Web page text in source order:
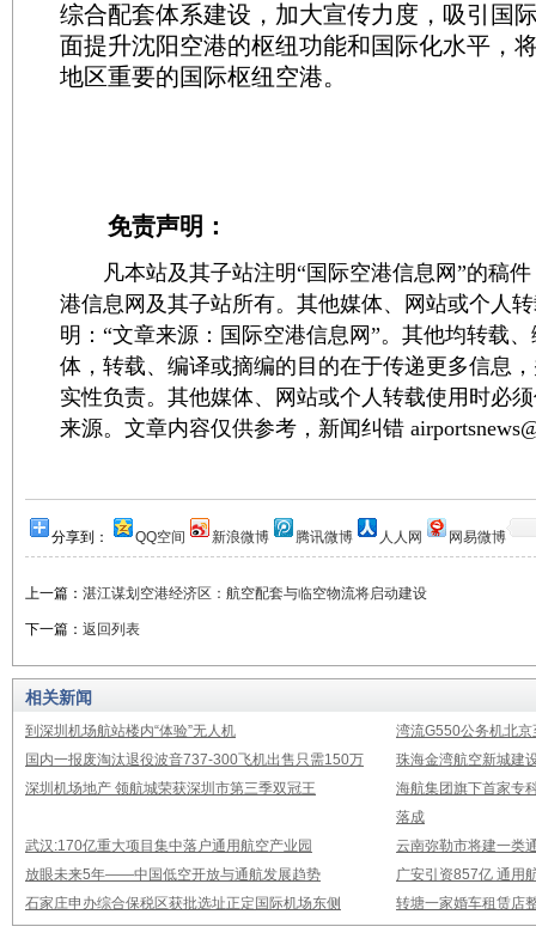
综合配套体系建设，加大宣传力度，吸引国
面提升沈阳空港的枢纽功能和国际化水平，
地区重要的国际枢纽空港。
免责声明：
凡本站及其子站注明“国际空港信息网”的稿件
港信息网及其子站所有。其他媒体、网站或个人
明：“文章来源：国际空港信息网”。其他均转载
体，转载、编译或摘编的目的在于传递更多信息
实性负责。其他媒体、网站或个人转载使用时必
来源。文章内容仅供参考，新闻纠错
分享到： QQ空间 新浪微博 腾讯微博 人人网 网易微博
上一篇： 湛江谋划空港经济区：航空配套与临空物流将启动建设
下一篇： 返回列表
相关新闻
到深圳机场航站楼内“体验”无人机
湾流G550公务机北
国内一报废淘汰退役波音737-300飞机出售只需150万
珠海金湾航空新城建
深圳机场地产 领航城荣获深圳市第三季双冠王
海航集团旗下首家专
落成
武汉:170亿重大项目集中落户通用航空产业园
云南弥勒市将建一类
放眼未来5年——中国低空开放与通航发展趋势
广安引资857亿 通用
石家庄申办综合保税区获批选址正定国际机场东侧
转塘一家婚车租赁店